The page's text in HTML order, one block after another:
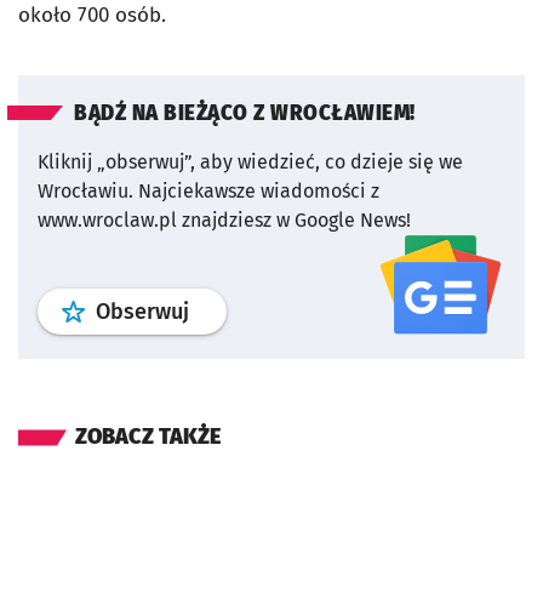
około 700 osób.
BĄDŹ NA BIEŻĄCO Z WROCŁAWIEM!
Kliknij „obserwuj”, aby wiedzieć, co dzieje się we
Wrocławiu. Najciekawsze wiadomości z
www.wroclaw.pl znajdziesz w Google News!
Obserwuj profil serwisu
ZOBACZ TAKŻE